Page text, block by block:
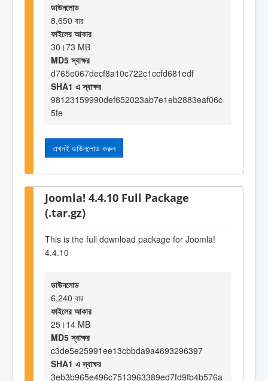
ডাউনলোড
8,650 বার
ফাইলের আকার
30।73 MB
MD5 স্বাক্ষর
d765e067decf8a10c722c1ccfd681edf
SHA1 এ স্বাক্ষর
98123159990def652023ab7e1eb2883eaf06c
5fe
এখনই ডাউনলোড করুন
Joomla! 4.4.10 Full Package
(.tar.gz)
This is the full download package for Joomla!
4.4.10
ডাউনলোড
6,240 বার
ফাইলের আকার
25।14 MB
MD5 স্বাক্ষর
c3de5e25991ee13cbbda9a4693296397
SHA1 এ স্বাক্ষর
3eb3b965e496c7513963389ed7fd9fb4b576a